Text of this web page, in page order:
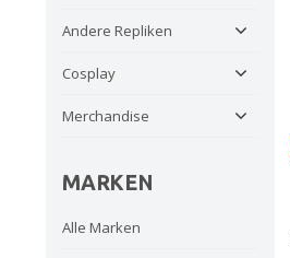
Andere Repliken
Cosplay
Merchandise
MARKEN
Alle Marken